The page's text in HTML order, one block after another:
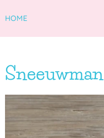
HOME
Sneeuwman